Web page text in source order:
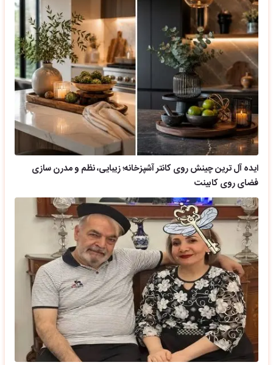
ایده آل ترین چینش روی کانتر آشپزخانه؛ زیبایی، نظم و مدرن سازی
فضای روی کابینت